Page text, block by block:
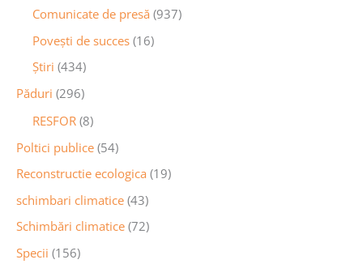
Comunicate de presă (937)
Povești de succes (16)
Știri (434)
Păduri (296)
RESFOR (8)
Poltici publice (54)
Reconstructie ecologica (19)
schimbari climatice (43)
Schimbări climatice (72)
Specii (156)